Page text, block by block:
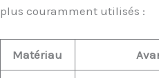
plus couramment utilisés :
Matériau